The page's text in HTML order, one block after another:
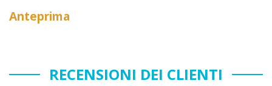
Anteprima
RECENSIONI DEI CLIENTI